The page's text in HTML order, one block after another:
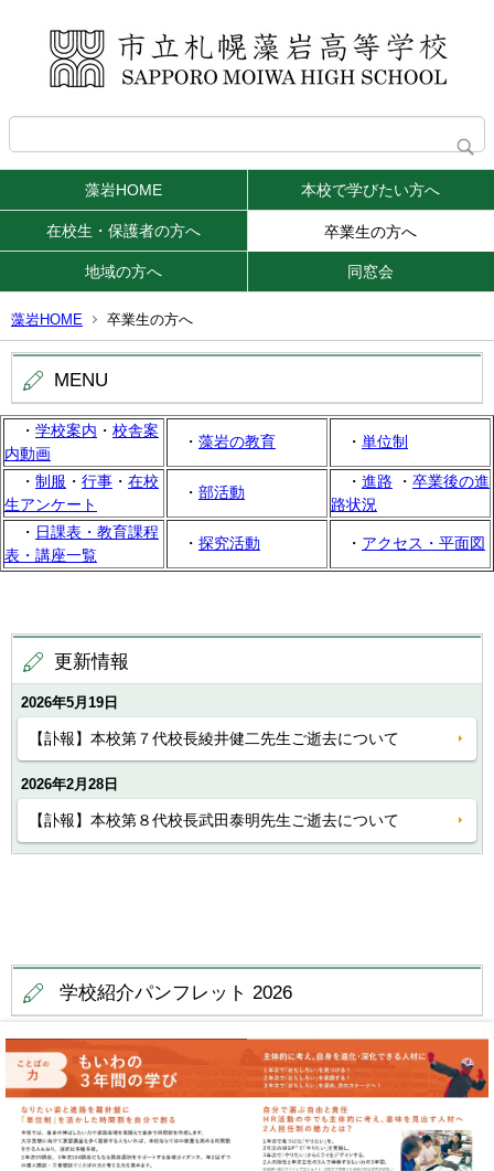
藻岩HOME 本校で学びたい方へ
在校生・保護者の方へ 卒業生の方へ
地域の方へ 同窓会
藻岩HOME 卒業生の方へ
MENU
・ 学校案内 ・ 校舎案
内動画
・ 藻岩の教育 ・ 単位制
・ 制服 ・ 行事 ・ 在校
生アンケート
・ 部活動
・ 進路 ・ 卒業後の進
路状況
・ 日課表・教育課程
表・講座一覧
・ 探究活動 ・ アクセス・平面図
更新情報
2026年5月19日
【訃報】本校第７代校長綾井健二先生ご逝去について
2026年2月28日
【訃報】本校第８代校長武田泰明先生ご逝去について
学校紹介パンフレット 2026